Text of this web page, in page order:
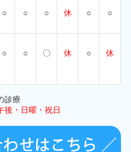
○ ○ ○ 休 ○ ○
○ ○ 〇 休 ○ 休
診療
後・日曜・祝日